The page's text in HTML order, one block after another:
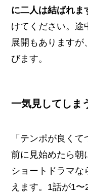
に二人は結ばれま
けてください。途
展開もありますが
びます。
一気見してしま
「テンポが良く
前に見始めたら朝
ショートドラマな
えます。1話が1